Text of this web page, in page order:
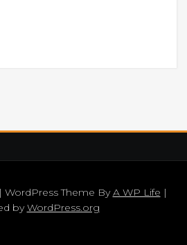
WordPress Theme ByA WP Life |
byWordPress.org